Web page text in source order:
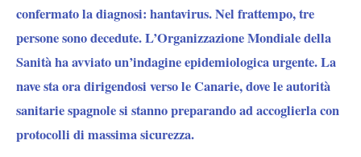
confermato la diagnosi: hantavirus. Nel frattempo, tre
persone sono decedute. L’Organizzazione Mondiale della
Sanità ha avviato un’indagine epidemiologica urgente. La
nave sta ora dirigendosi verso le Canarie, dove le autorità
sanitarie spagnole si stanno preparando ad accoglierla con
protocolli di massima sicurezza.